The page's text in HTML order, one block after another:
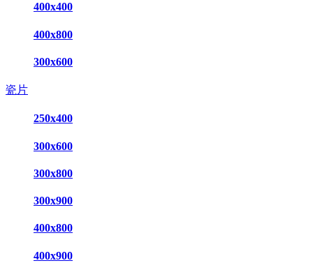
400x400
400x800
300x600
瓷片
250x400
300x600
300x800
300x900
400x800
400x900